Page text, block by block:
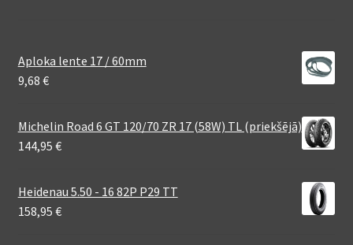
Aploka lente 17 / 60mm
9,68 €
Michelin Road 6 GT 120/70 ZR 17 (58W) TL (priekšējā)
144,95 €
Heidenau 5.50 - 16 82P P29 TT
158,95 €